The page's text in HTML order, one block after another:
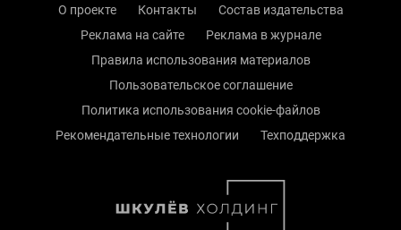
О проекте Контакты
Состав издательства
Реклама на сайте
Реклама в журнале
Правила использования материалов
Пользовательское соглашение
Политика использования cookie-файлов
Рекомендательные технологии
Техподдержка